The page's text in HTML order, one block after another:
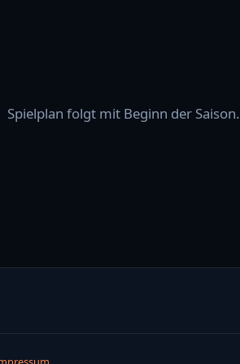
Spielplan folgt mit Beginn der Saison.